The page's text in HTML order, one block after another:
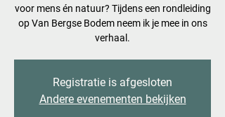
voor mens én natuur? Tijdens een rondleiding
op Van Bergse Bodem neem ik je mee in ons
verhaal.
Registratie is afgesloten
Andere evenementen bekijken